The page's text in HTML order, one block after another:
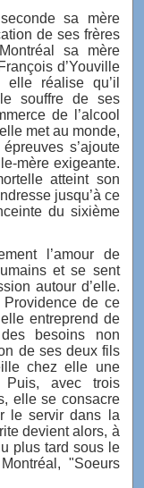
sa mère
de ses frères
sa mère
d’Youville
réalise qu’il
souffre de ses
de l’alcool
met au monde,
s’ajoute
mère exigeante.
atteint son
jusqu’à ce
du sixième
l’amour de
et se sent
autour d’elle.
de ce
entreprend de
besoins non
de ses deux fils
chez elle une
avec trois
elle se consacre
le servir dans la
devient alors, à
plus tard sous le
"Soeurs